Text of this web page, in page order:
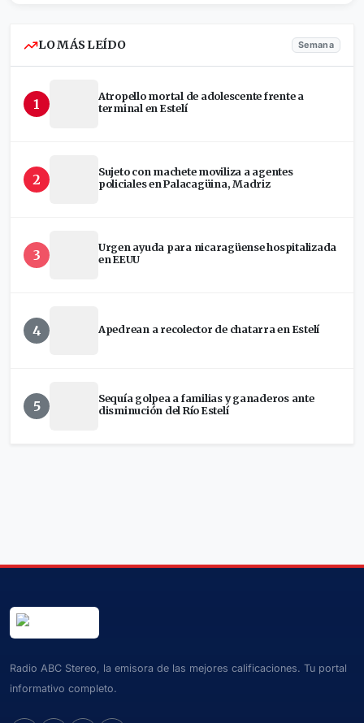
LO MÁS LEÍDO Semana
1
Atropello mortal de adolescente frente a
terminal en Estelí
2
Sujeto con machete moviliza a agentes
policiales en Palacagüina, Madriz
3
Urgen ayuda para nicaragüense hospitalizada
en EEUU
4 Apedrean a recolector de chatarra en Estelí
5
Sequía golpea a familias y ganaderos ante
disminución del Río Estelí
Radio ABC Stereo, la emisora de las mejores calificaciones. Tu portal
informativo completo.